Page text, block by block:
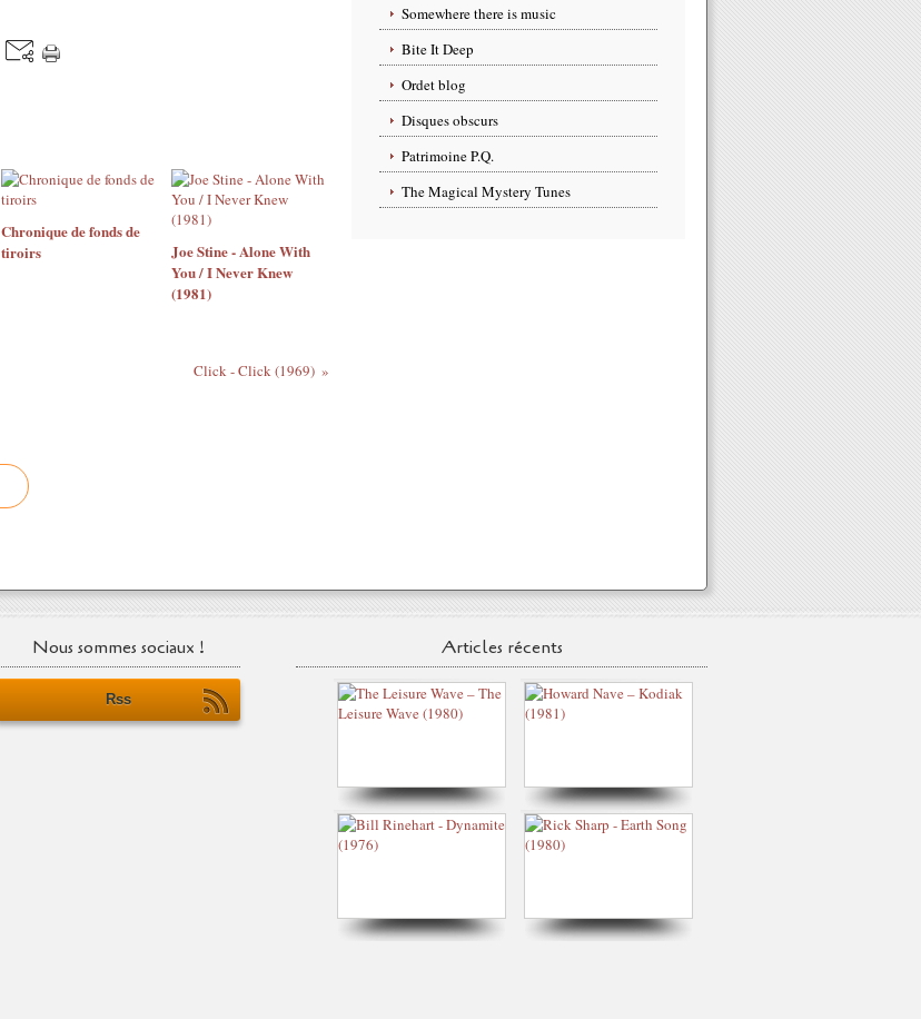
Chronique de fonds de
tiroirs
Joe Stine - Alone With
You / I Never Knew
(1981)
Click - Click (1969)
Somewhere there is music
Bite It Deep
Ordet blog
Disques obscurs
Patrimoine P.Q.
The Magical Mystery Tunes
Nous sommes sociaux !
Rss
Articles récents